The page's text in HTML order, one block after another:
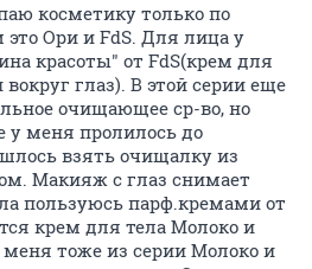
косметику только по
это Ори и FdS. Для лица у
красоты" от FdS(крем для
глаз). В этой серии еще
очищающее ср-во, но
у меня пролилось до
взять очищалку из
Макияж с глаз снимает
пользуюсь парф.кремами от
крем для тела Молоко и
тоже из серии Молоко и